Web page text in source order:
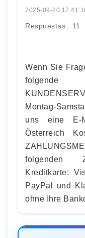
2025-09-20
Respuestas : 11
Wenn Sie
folgende
Montag-
uns eine E-
Österreich
folgenden
Kreditkarte:
PayPal und
ohne Ihre